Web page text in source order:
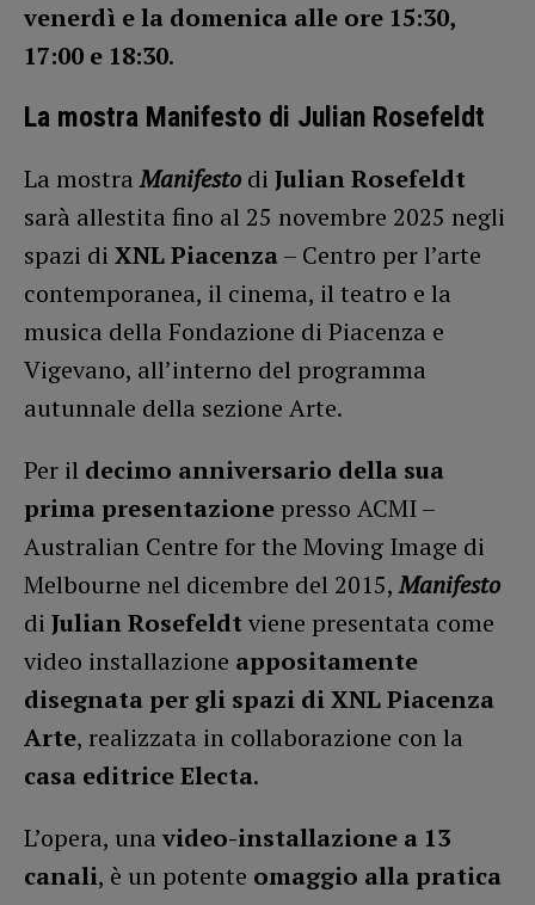
venerdì e la domenica alle ore 15:30,
17:00 e 18:30.
La mostra Manifesto di Julian Rosefeldt
La mostraManifesto di Julian Rosefeldt
sarà allestita fino al 25 novembre 2025 negli
spazi di XNL Piacenza– Centro per l’arte
contemporanea, il cinema, il teatro e la
musica della Fondazione di Piacenza e
Vigevano, all’interno del programma
autunnale della sezione Arte.
Per il decimo anniversario della sua
prima presentazione presso ACMI –
Australian Centre for the Moving Image di
Melbourne nel dicembre del 2015,Manifesto
di Julian Rosefeldtviene presentata come
video installazione appositamente
disegnata per gli spazi di XNL Piacenza
Arte, realizzata in collaborazione con la
casa editrice Electa.
L’opera, una video-installazione a 13
canali, è un potente omaggio alla pratica